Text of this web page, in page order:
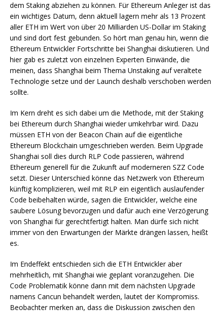
dem Staking abziehen zu können. Für Ethereum Anleger ist das
ein wichtiges Datum, denn aktuell lagern mehr als 13 Prozent
aller ETH im Wert von über 20 Milliarden US-Dollar im Staking
und sind dort fest gebunden. So hört man genau hin, wenn die
Ethereum Entwickler Fortschritte bei Shanghai diskutieren. Und
hier gab es zuletzt von einzelnen Experten Einwände, die
meinen, dass Shanghai beim Thema Unstaking auf veraltete
Technologie setze und der Launch deshalb verschoben werden
sollte.
Im Kern dreht es sich dabei um die Methode, mit der Staking
bei Ethereum durch Shanghai wieder umkehrbar wird. Dazu
müssen ETH von der Beacon Chain auf die eigentliche
Ethereum Blockchain umgeschrieben werden. Beim Upgrade
Shanghai soll dies durch RLP Code passieren, während
Ethereum generell für die Zukunft auf moderneren SZZ Code
setzt. Dieser Unterschied könne das Netzwerk von Ethereum
künftig komplizieren, weil mit RLP ein eigentlich auslaufender
Code beibehalten würde, sagen die Entwickler, welche eine
saubere Lösung bevorzugen und dafür auch eine Verzögerung
von Shanghai für gerechtfertigt halten. Man dürfe sich nicht
immer von den Erwartungen der Märkte drängen lassen, heißt
es.
Im Endeffekt entschieden sich die ETH Entwickler aber
mehrheitlich, mit Shanghai wie geplant voranzugehen. Die
Code Problematik könne dann mit dem nächsten Upgrade
namens Cancun behandelt werden, lautet der Kompromiss.
Beobachter merken an, dass die Diskussion zwischen den